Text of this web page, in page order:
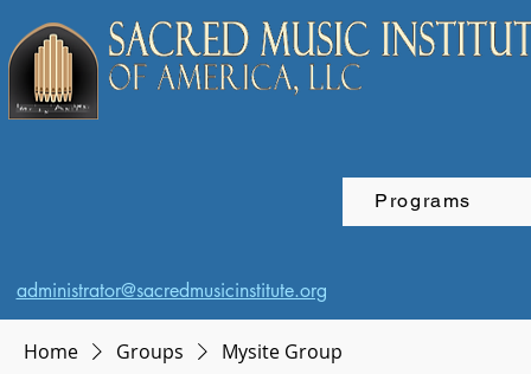
Programs
administrator@sacredmusicinstitute.org
Home Groups Mysite Group